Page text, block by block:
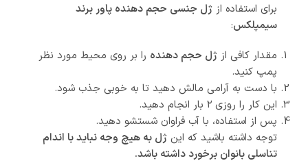
برای استفاده از ژل جنسی حجم دهنده پاور برند
سیمپلکس:
مقدار کافی از ژل حجم دهنده را بر روی محیط مورد نظر
پمپ کنید.
با دست به آرامی مالش دهید تا به خوبی جذب شود.
این کار را روزی ۲ بار انجام دهید.
پس از استفاده، با آب فراوان شستشو دهید.
توجه داشته باشید که این ژل به هیچ وجه نباید با اندام
تناسلی بانوان برخورد داشته باشد.